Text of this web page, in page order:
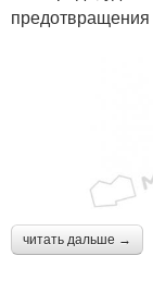
предотвращения
читать дальше →